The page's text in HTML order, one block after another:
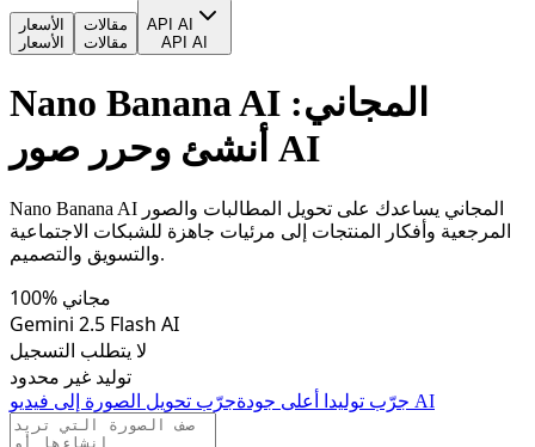
الأسعار
الأسعار
مقالات
مقالات
API AI
API AI
Nano Banana AI المجاني:
أنشئ وحرر صور AI
Nano Banana AI المجاني يساعدك على تحويل المطالبات والصور
المرجعية وأفكار المنتجات إلى مرئيات جاهزة للشبكات الاجتماعية
والتسويق والتصميم.
100% مجاني
Gemini 2.5 Flash AI
لا يتطلب التسجيل
توليد غير محدود
جرّب توليدا أعلى جودة جرّب تحويل الصورة إلى فيديو AI